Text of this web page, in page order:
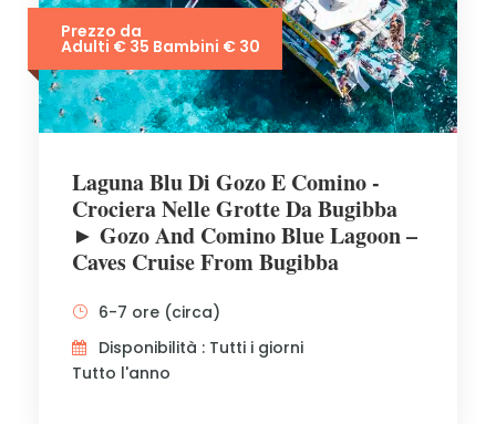
Prezzo da
Adulti € 35 Bambini € 30
Laguna Blu Di Gozo E Comino -
Crociera Nelle Grotte Da Bugibba
► Gozo And Comino Blue Lagoon –
Caves Cruise From Bugibba
6-7 ore (circa)
Disponibilità : Tutti i giorni
Tutto l'anno